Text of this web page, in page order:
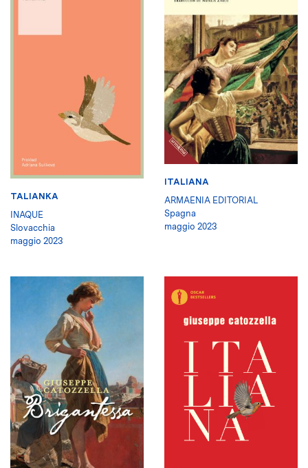
TALIANKA
INAQUE
Slovacchia
maggio 2023
ITALIANA
ARMAENIA EDITORIAL
Spagna
maggio 2023